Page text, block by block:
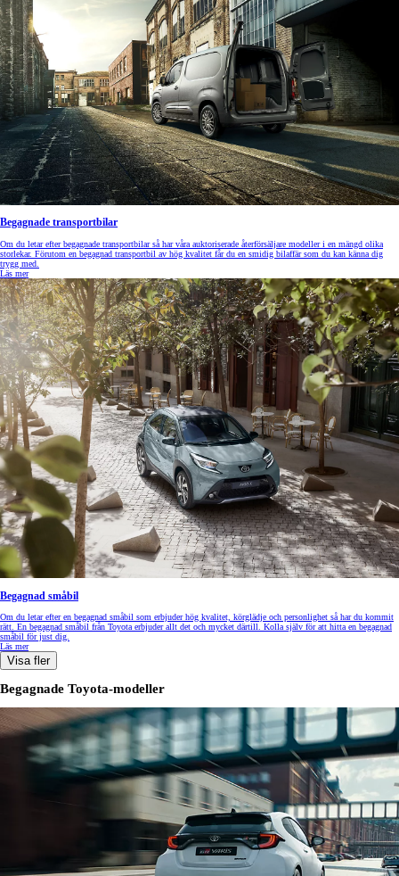
Begagnade transportbilar
Om du letar efter begagnade transportbilar så har våra auktoriserade återförsäljare modeller i en mängd olika
storlekar. Förutom en begagnad transportbil av hög kvalitet får du en smidig bilaffär som du kan känna dig
trygg med.
Läs mer
Begagnad småbil
Om du letar efter en begagnad småbil som erbjuder hög kvalitet, körglädje och personlighet så har du kommit
rätt. En begagnad småbil från Toyota erbjuder allt det och mycket därtill. Kolla själv för att hitta en begagnad
småbil för just dig.
Läs mer
Visa fler
Begagnade Toyota-modeller